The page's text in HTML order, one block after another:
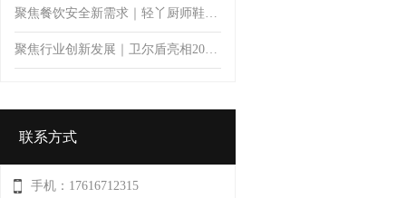
聚焦餐饮安全新需求｜轻丫厨师鞋亮相第11届郑州餐饮博览会，首日人气火爆引关注
聚焦行业创新发展｜卫尔盾亮相2026中国橡胶工业协会鞋业分会会员大会暨制鞋行业技术论坛
联系方式
手机：17616712315